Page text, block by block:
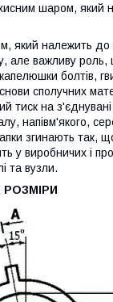
шаром,
належить до
але важливу
болтів,
сполучних
тиск на
напівм'якого,
згинають так,
у виробничих і
та вузли.
РОЗМІРИ